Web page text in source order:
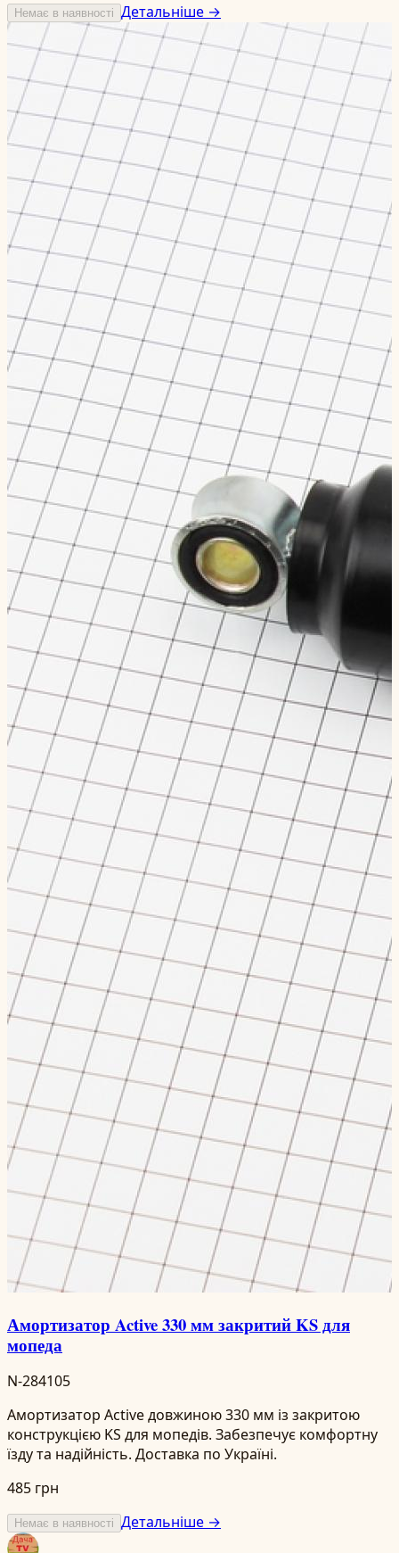
Немає в наявності Детальніше →
Амортизатор Active 330 мм закритий KS для
мопеда
N-284105
Амортизатор Active довжиною 330 мм із закритою
конструкцією KS для мопедів. Забезпечує комфортну
їзду та надійність. Доставка по Україні.
485 грн
Немає в наявності Детальніше →